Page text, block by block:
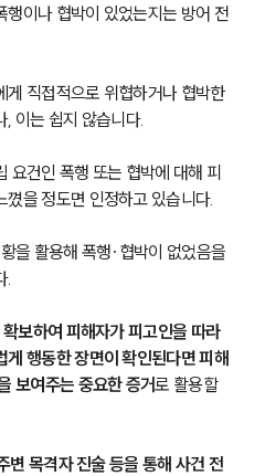
이나 협박이 있었는지는 방어 전
게 직접적으로 위협하거나 협박한
이는 쉽지 않습니다.
요건인 폭행 또는 협박에 대해 피
을 정도면 인정하고 있습니다.
을 활용해 폭행·협박이 없었음을
.
보하여 피해자가 피고인을 따라
행동한 장면이 확인된다면 피해
보여주는 중요한 증거로 활용할
변 목격자 진술 등을 통해 사건 전